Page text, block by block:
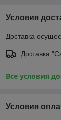
Условия
Доставка
Доставка
Все условия
Условия